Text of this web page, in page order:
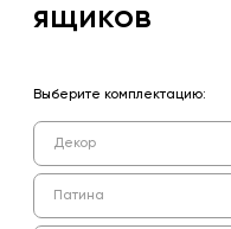
ящиков
Выберите комплектацию:
Декор
Патина